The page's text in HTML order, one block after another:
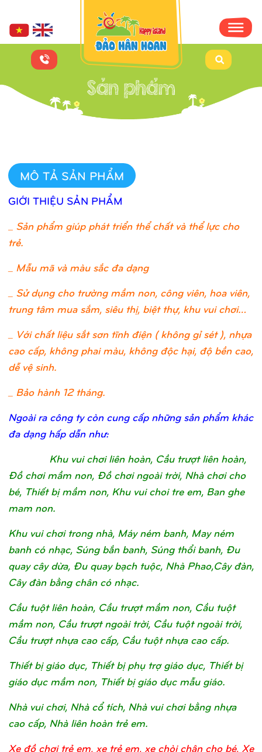
MÔ TẢ SẢN PHẨM
GIỚI THIỆU SẢN PHẨM
Sản phẩm giúp phát triển thể chất và thể lực cho
trẻ.
_ Mẫu mã và màu sắc đa dạng
_ Sử dụng cho trường mầm non, công viên, hoa viên,
trung tâm mua sắm, siêu thị, biệt thự, khu vui chơi…
_ Với chất liệu sắt sơn tĩnh điện ( không gỉ sét ), nhựa
cao cấp, không phai màu, không độc hại, độ bền cao,
dễ vệ sinh.
_ Bảo hành 12 tháng.
Ngoài ra công ty còn cung cấp những sản phẩm khác
đa dạng hấp dẫn như:
Khu vui chơi liên hoàn, Cầu trượt liên hoàn,
Đồ chơi mầm non, Đồ chơi ngoài trời, Nhà chơi cho
bé, Thiết bị mầm non, Khu vui choi tre em, Ban ghe
mam non.
Khu vui chơi trong nhà, Máy ném banh, May ném
banh có nhạc, Súng bắn banh, Súng thổi banh, Đu
quay cây dừa, Đu quay bạch tuộc, Nhà Phao,Cây đàn,
Cây đàn bằng chân có nhạc.
Cầu tuột liên hoàn, Cầu trượt mầm non, Cầu tuột
mầm non, Cầu trượt ngoài trời, Cầu tuột ngoài trời,
Cầu trượt nhựa cao cấp, Cầu tuột nhựa cao cấp.
Thiết bị giáo dục, Thiết bị phụ trợ giáo dục, Thiết bị
giáo dục mầm non, Thiết bị giáo dục mẫu giáo.
Nhà vui chơi, Nhà cổ tích, Nhà vui chơi bằng nhựa
cao cấp, Nhà liên hoàn trẻ em.
Xe đồ chơi trẻ em, xe trẻ em, xe chòi chân cho bé, Xe